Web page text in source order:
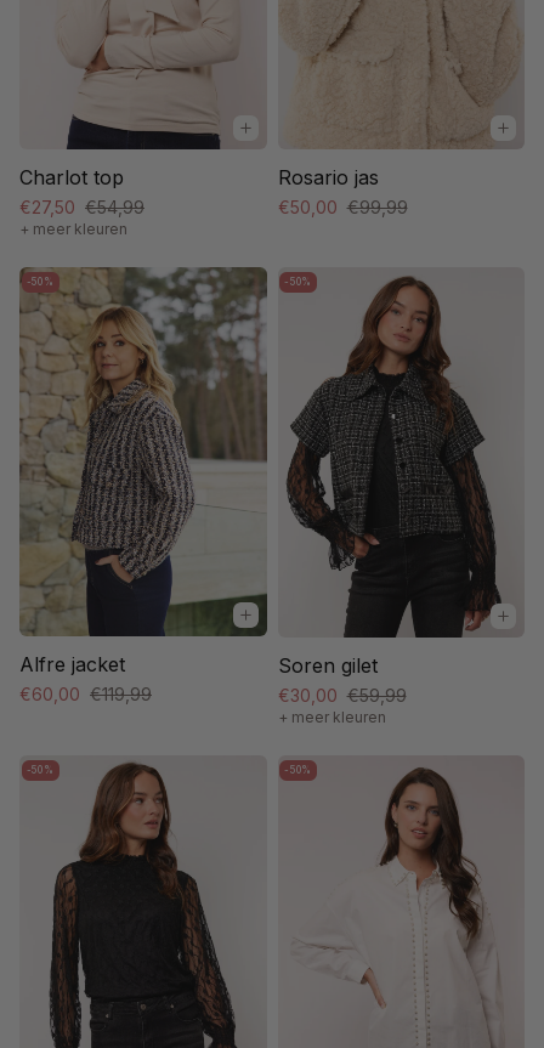
Charlot top
€27,50 €54,99
+ meer kleuren
Rosario jas
€50,00 €99,99
-50%
Alfre jacket
€60,00 €119,99
-50%
Soren gilet
€30,00 €59,99
+ meer kleuren
-50% -50%